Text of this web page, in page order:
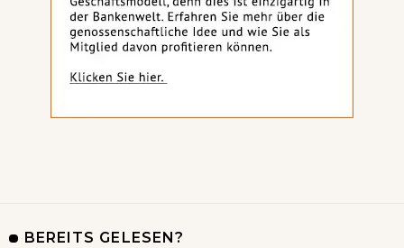
BEREITS GELESEN?